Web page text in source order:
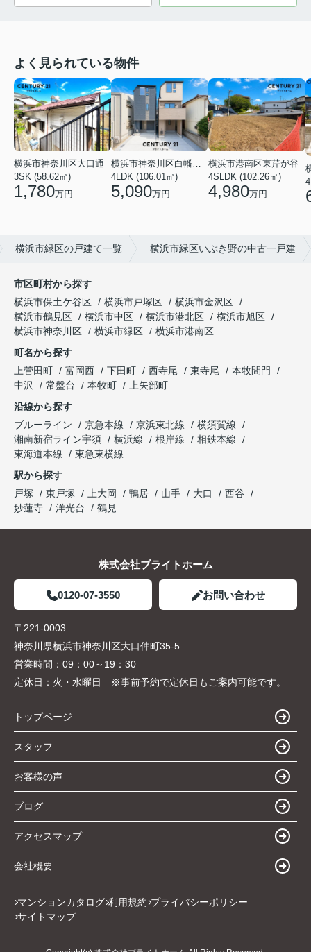
よく見られている物件
横浜市神奈川区大口通
3SK (58.62㎡)
1,780万円
横浜市神奈川区白幡東町
4LDK (106.01㎡)
5,090万円
横浜市港南区東芹が谷
4SLDK (102.26㎡)
4,980万円
横浜市緑区の戸建て一覧 横浜市緑区いぶき野の中古一戸建
市区町村から探す
横浜市保土ケ谷区
横浜市戸塚区
横浜市金沢区
横浜市鶴見区
横浜市中区 横浜市港北区
横浜市旭区
横浜市神奈川区
横浜市緑区
横浜市港南区
町名から探す
上菅田町
富岡西 下田町 西寺尾 東寺尾
本牧間門
中沢
常盤台 本牧町
上矢部町
沿線から探す
ブルーライン
京急本線 京浜東北線
横須賀線
湘南新宿ライン宇須
横浜線 根岸線
相鉄本線
東海道本線
東急東横線
駅から探す
戸塚
東戸塚 上大岡 鴨居 山手 大口
西谷
妙蓮寺
洋光台 鶴見
株式会社ブライトホーム
0120-07-3550 お問い合わせ
〒221-0003
神奈川県横浜市神奈川区大口仲町35-5
営業時間： 09：00～19：30
定休日： 火・水曜日 ※事前予約で定休日もご案内可能です。
トップページ
スタッフ
お客様の声
ブログ
アクセスマップ
会社概要
マンションカタログ 利用規約 プライバシーポリシー
サイトマップ